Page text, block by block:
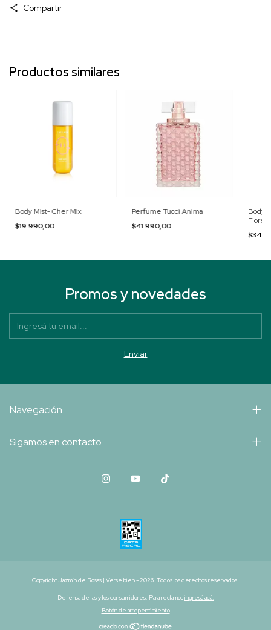
Compartir
Productos similares
Body Mist- Cher Mix
$19.990,00
Perfume Tucci Anima
$41.990,00
Body
Fiore
Promos y novedades
Navegación
Sigamos en contacto
Copyright Jazmín de Rosas | Verse bien - 2026. Todos los derechos reservados.
Defensa de las y los consumidores. Para reclamosingresá acá.
Botón de arrepentimiento